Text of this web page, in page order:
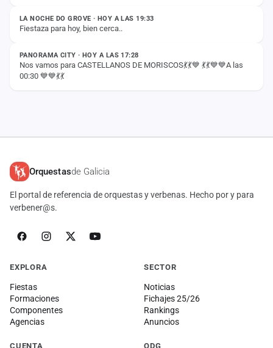
LA NOCHE DO GROVE · HOY A LAS 19:33
Fiestaza para hoy, bien cerca..
ESTADO
PANORAMA CITY · HOY A LAS 17:28
Nos vamos para CASTELLANOS DE MORISCOS💃💃💙 💃💃💙💙A las
00:30 💙💙💃💃
Orquestasde Galicia
El portal de referencia de orquestas y verbenas. Hecho por y para
verbener@s.
EXPLORA
Fiestas
Formaciones
Componentes
Agencias
SECTOR
Noticias
Fichajes 25/26
Rankings
Anuncios
CUENTA ODG